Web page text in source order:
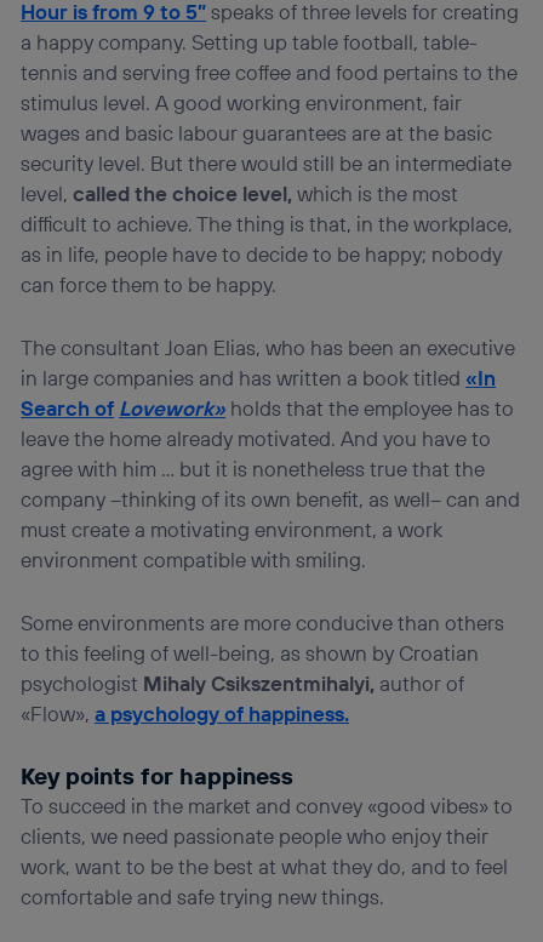
Hour is from 9 to 5”speaks of three levels for creating
a happy company. Setting up table football, table-
tennis and serving free coffee and food pertains to the
stimulus level. A good working environment, fair
wages and basic labour guarantees are at the basic
security level. But there would still be an intermediate
level,called the choice level,which is the most
difficult to achieve. The thing is that, in the workplace,
as in life, people have to decide to be happy; nobody
can force them to be happy.
The consultant Joan Elias, who has been an executive
in large companies and has written a book titled«In
Search of Lovework» holds that the employee has to
leave the home already motivated. And you have to
agree with him … but it is nonetheless true that the
company –thinking of its own benefit, as well– can and
must create a motivating environment, a work
environment compatible with smiling.
Some environments are more conducive than others
to this feeling of well-being, as shown by Croatian
psychologist Mihaly Csikszentmihalyi, author of
«Flow»,a psychology of happiness.
Key points for happiness
To succeed in the market and convey «good vibes» to
clients, we need passionate people who enjoy their
work, want to be the best at what they do, and to feel
comfortable and safe trying new things.